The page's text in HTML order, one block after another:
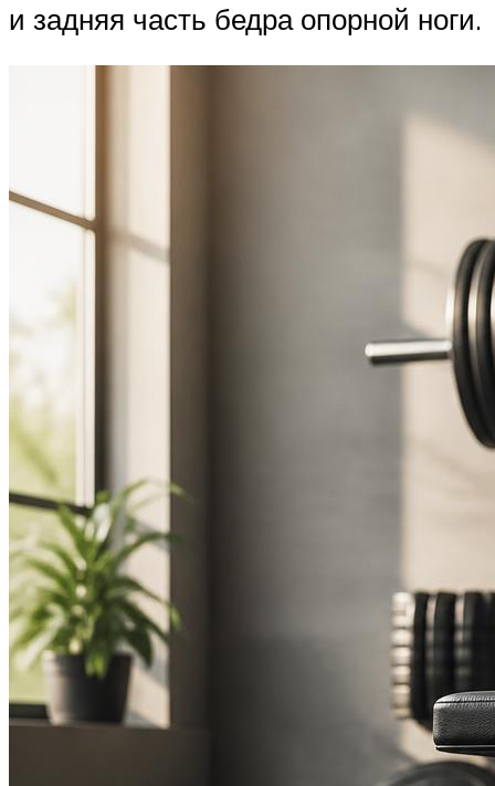
и задняя часть бедра опорной ноги.